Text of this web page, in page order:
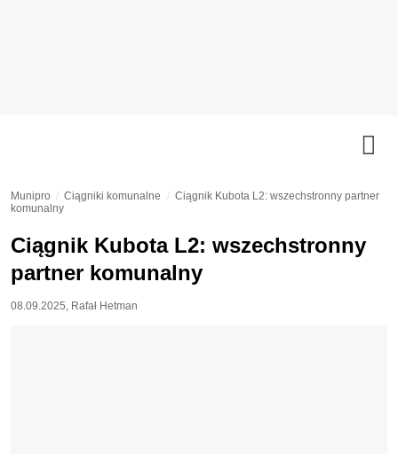
Munipro Ciągniki komunalne
Ciągnik Kubota L2: wszechstronny partner
komunalny
Ciągnik Kubota L2: wszechstronny
partner komunalny
08.09.2025, Rafał Hetman